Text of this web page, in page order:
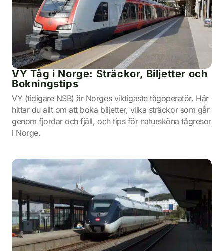
VY Tåg i Norge: Sträckor, Biljetter och
Bokningstips
VY (tidigare NSB) är Norges viktigaste tågoperatör. Här
hittar du allt om att boka biljetter, vilka sträckor som går
genom fjordar och fjäll, och tips för natursköna tågresor
i Norge.